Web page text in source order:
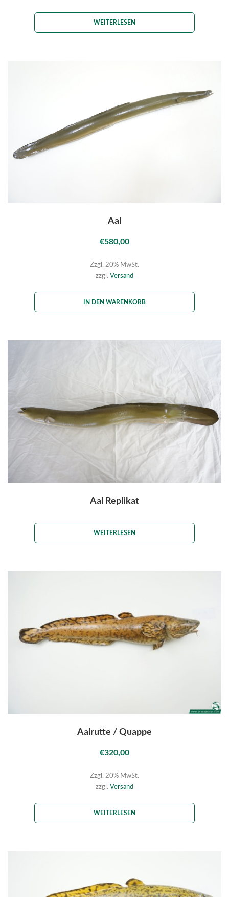
WEITERLESEN
Aal
€580,00
Zzgl. 20% MwSt.
zzgl. Versand
IN DEN WARENKORB
Aal Replikat
WEITERLESEN
Aalrutte / Quappe
€320,00
Zzgl. 20% MwSt.
zzgl. Versand
WEITERLESEN